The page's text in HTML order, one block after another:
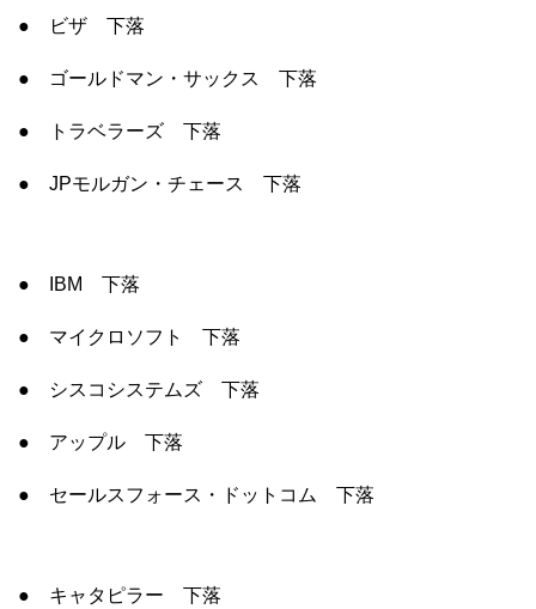
● ビザ 下落
● ゴールドマン・サックス 下落
● トラベラーズ 下落
● JPモルガン・チェース 下落
● IBM 下落
● マイクロソフト 下落
● シスコシステムズ 下落
● アップル 下落
● セールスフォース・ドットコム 下落
● キャタピラー 下落